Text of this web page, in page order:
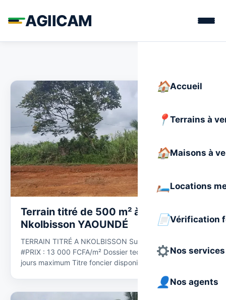
AGIICAM
Accueil
Terrains à
Maisons à
Locations
Vérification
Nos services
Nos agents
Terrain titré de 500 m² à vendre à
Nkolbisson YAOUNDÉ
TERRAIN TITRÉ A NKOLBISSON Superficie : 500 m²
#PRIX : 13 000 FCFA/m² Dossier technique livré en 14
jours maximum Titre foncier disponible Plan…